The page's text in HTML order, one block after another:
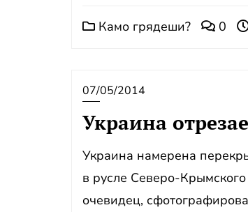
Камо грядеши? 0
07/05/2014
Украина
Украина намерена
в русле Северо-
очевидец,